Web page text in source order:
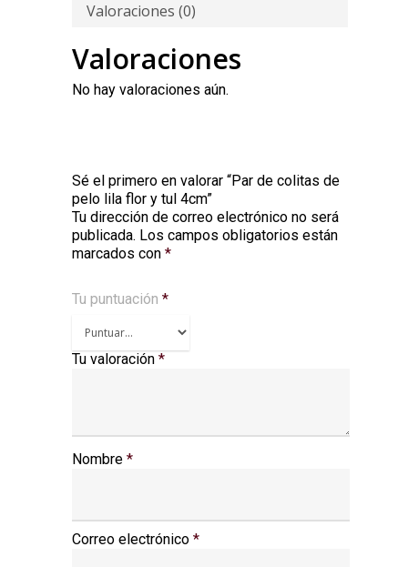
Valoraciones (0)
Valoraciones
No hay valoraciones aún.
Sé el primero en valorar “Par de colitas de
pelo lila flor y tul 4cm”
Tu dirección de correo electrónico no será
publicada. Los campos obligatorios están
marcados con *
Tu puntuación *
Tu valoración *
Nombre *
Correo electrónico *
Alternative: